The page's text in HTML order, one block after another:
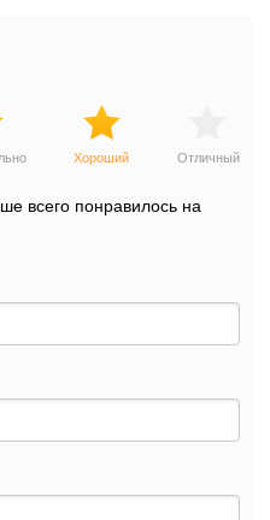
Хороший Отличный
всего понравилось на